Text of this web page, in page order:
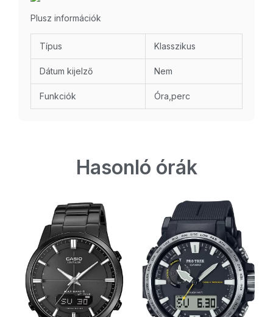
Plusz információk
Típus Klasszikus
Dátum kijelző Nem
Funkciók Óra,perc
Hasonló órák